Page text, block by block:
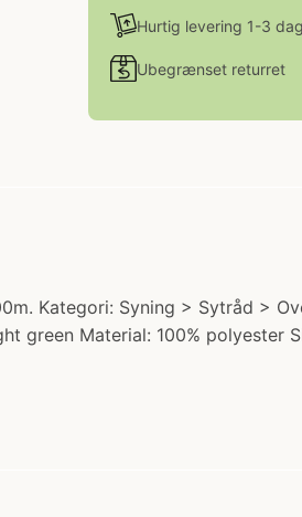
Hurtig levering 1-3
Ubegrænset returret
Kategori: Syning > Sytråd >
green Material: 100% polyester